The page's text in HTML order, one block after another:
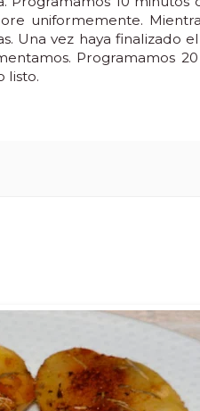
uniformemente.
Una vez haya finalizado
Programamos
listo.